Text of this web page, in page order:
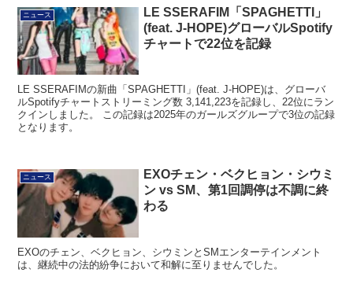
ニュース
LE SSERAFIM「SPAGHETTI」
(feat. J-HOPE)グローバルSpotify
チャートで22位を記録
LE SSERAFIMの新曲「SPAGHETTI」(feat. J-HOPE)は、グローバ
ルSpotifyチャートストリーミング数 3,141,223を記録し、22位にラン
クインしました。 この記録は2025年のガールズグループで3位の記録
となります。
ニュース
EXOチェン・ベクヒョン・シウミ
ン vs SM、第1回調停は不調に終
わる
EXOのチェン、ベクヒョン、シウミンとSMエンターテインメント
は、継続中の法的紛争において和解に至りませんでした。